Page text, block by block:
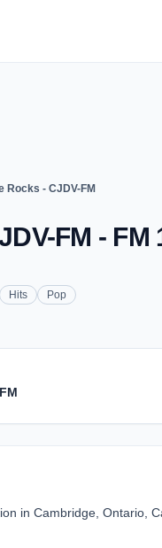
Rocks - CJDV-FM
FM -
Hits Pop
in Cambridge, Ontario,